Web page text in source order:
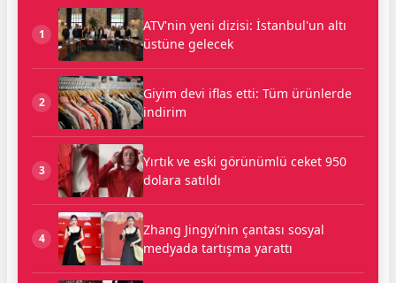
1
ATV'nin yeni dizisi: İstanbul'un altı
üstüne gelecek
2
Giyim devi iflas etti: Tüm ürünlerde
indirim
3
Yırtık ve eski görünümlü ceket 950
dolara satıldı
4
Zhang Jingyi’nin çantası sosyal
medyada tartışma yarattı